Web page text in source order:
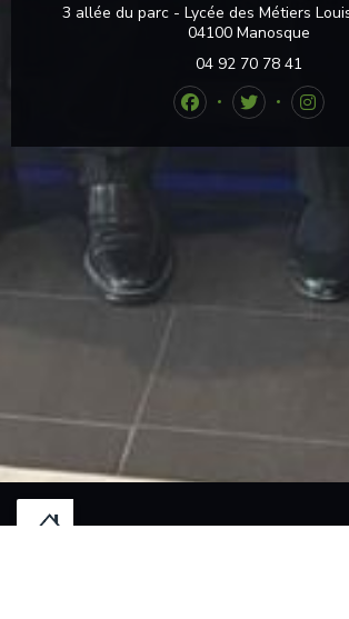
3 allée du parc - Lycée des Métiers
04100 Manosque
04 92 70 78 41
Facebook ((öffnet
Twitter